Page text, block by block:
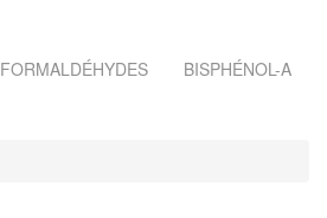
FORMALDÉHYDES BISPHÉNOL-A